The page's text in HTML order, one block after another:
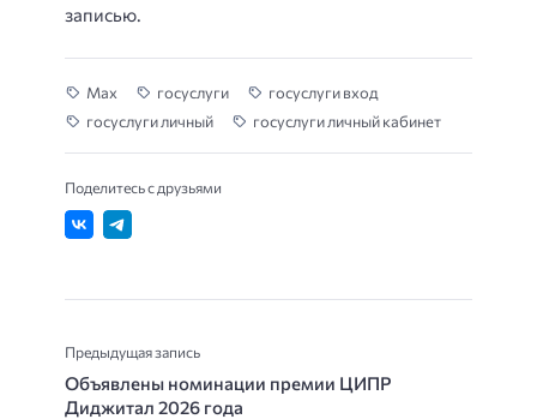
записью.
Max госуслуги
госуслуги вход
госуслуги личный
госуслуги личный кабинет
Поделитесь с друзьями
Предыдущая запись
Объявлены номинации премии ЦИПР
Диджитал 2026 года